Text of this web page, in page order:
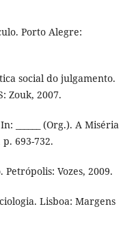
Porto Alegre:
social do julgamento.
Zouk, 2007.
______ (Org.). A Miséria
693-732.
Petrópolis: Vozes, 2009.
Lisboa: Margens